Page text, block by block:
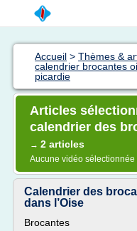
Accueil > Thèmes &
calendrier brocantes
picardie
Articles
calendrier des
→ 2 articles
Aucune vidéo sélectionnée
Calendrier des
dans l’Oise
Brocantes